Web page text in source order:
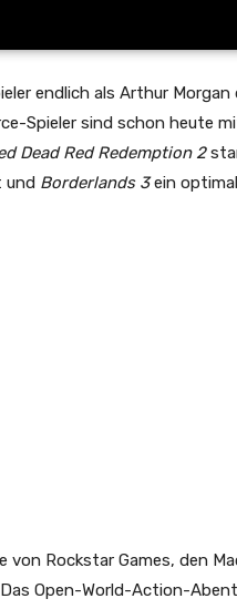
endlich als Arthur
Spieler sind schon heute
Dead Red Redemption 2
und Borderlands 3ein
von Rockstar Games, den
Open-World-Action-